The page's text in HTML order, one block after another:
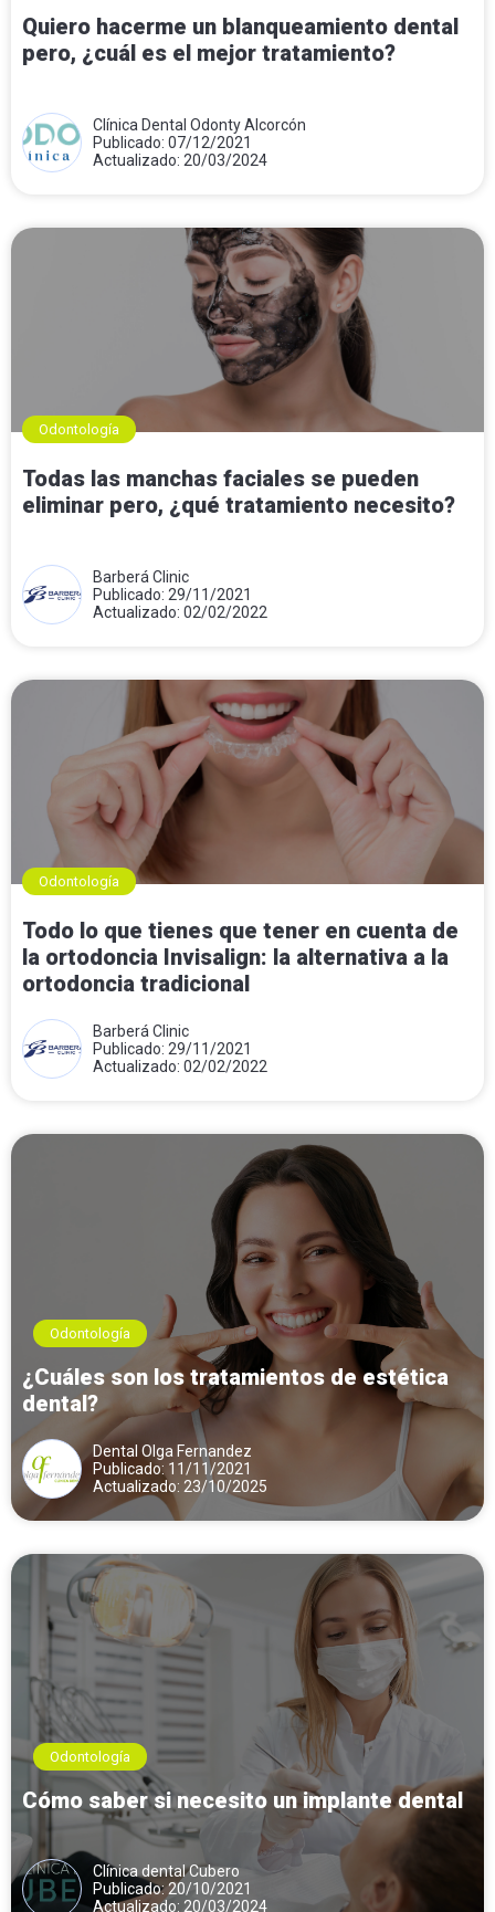
Quiero hacerme un blanqueamiento dental
pero, ¿cuál es el mejor tratamiento?
Clínica Dental Odonty Alcorcón
Publicado: 07/12/2021
Actualizado: 20/03/2024
Odontología
Todas las manchas faciales se pueden
eliminar pero, ¿qué tratamiento necesito?
Barberá Clinic
Publicado: 29/11/2021
Actualizado: 02/02/2022
Odontología
Todo lo que tienes que tener en cuenta de
la ortodoncia Invisalign: la alternativa a la
ortodoncia tradicional
Barberá Clinic
Publicado: 29/11/2021
Actualizado: 02/02/2022
Odontología
¿Cuáles son los tratamientos de estética
dental?
Dental Olga Fernandez
Publicado: 11/11/2021
Actualizado: 23/10/2025
Odontología
Cómo saber si necesito un implante dental
Clínica dental Cubero
Publicado: 20/10/2021
Actualizado: 20/03/2024